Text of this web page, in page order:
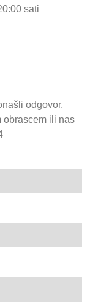
sati
odgovor,
obrascem ili nas